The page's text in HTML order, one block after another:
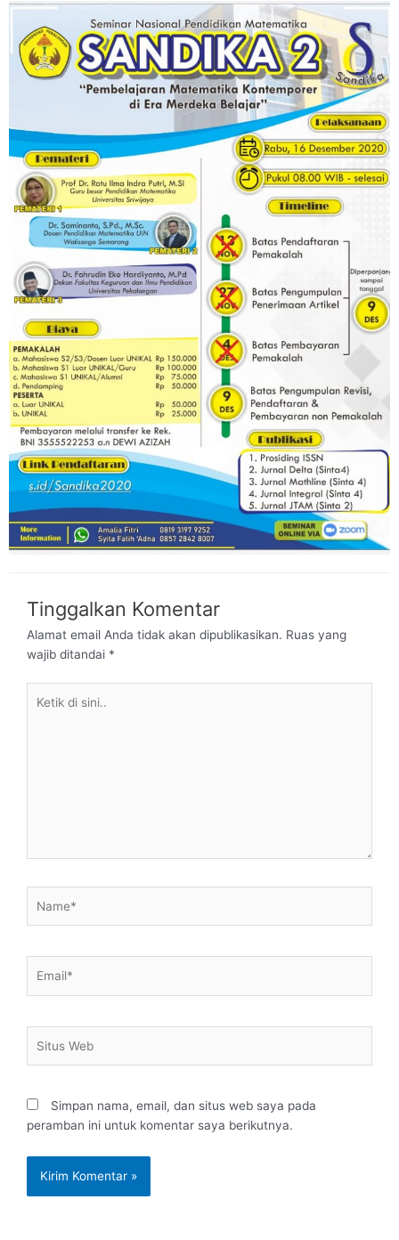
Tinggalkan Komentar
Alamat email Anda tidak akan dipublikasikan. Ruas yang
wajib ditandai *
Web
Simpan nama, email, dan situs web saya pada
peramban ini untuk komentar saya berikutnya.